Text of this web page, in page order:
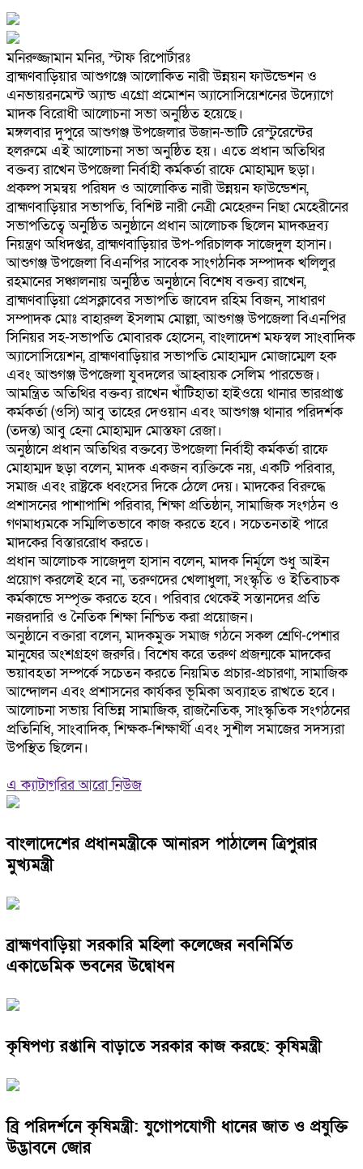
মনিরুজ্জামান মনির, স্টাফ রিপোর্টারঃ
ব্রাহ্মণবাড়িয়ার আশুগঞ্জে আলোকিত নারী উন্নয়ন ফাউন্ডেশন ও
এনভায়রনমেন্ট অ্যান্ড এগ্রো প্রমোশন অ্যাসোসিয়েশনের উদ্যোগে
মাদক বিরোধী আলোচনা সভা অনুষ্ঠিত হয়েছে।
মঙ্গলবার দুপুরে আশুগঞ্জ উপজেলার উজান-ভাটি রেস্টুরেন্টের
হলরুমে এই আলোচনা সভা অনুষ্ঠিত হয়। এতে প্রধান অতিথির
বক্তব্য রাখেন উপজেলা নির্বাহী কর্মকর্তা রাফে মোহাম্মদ ছড়া।
প্রকল্প সমন্বয় পরিষদ ও আলোকিত নারী উন্নয়ন ফাউন্ডেশন,
ব্রাহ্মণবাড়িয়ার সভাপতি, বিশিষ্ট নারী নেত্রী মেহেরুন নিছা মেহেরীনের
সভাপতিত্বে অনুষ্ঠিত অনুষ্ঠানে প্রধান আলোচক ছিলেন মাদকদ্রব্য
নিয়ন্ত্রণ অধিদপ্তর, ব্রাহ্মণবাড়িয়ার উপ-পরিচালক সাজেদুল হাসান।
আশুগঞ্জ উপজেলা বিএনপির সাবেক সাংগঠনিক সম্পাদক খলিলুর
রহমানের সঞ্চালনায় অনুষ্ঠিত অনুষ্ঠানে বিশেষ বক্তব্য রাখেন,
ব্রাহ্মণবাড়িয়া প্রেসক্লাবের সভাপতি জাবেদ রহিম বিজন, সাধারণ
সম্পাদক মোঃ বাহারুল ইসলাম মোল্লা, আশুগঞ্জ উপজেলা বিএনপির
সিনিয়র সহ-সভাপতি মোবারক হোসেন, বাংলাদেশ মফস্বল সাংবাদিক
অ্যাসোসিয়েশন, ব্রাহ্মণবাড়িয়ার সভাপতি মোহাম্মদ মোজাম্মেল হক
এবং আশুগঞ্জ উপজেলা যুবদলের আহ্বায়ক সেলিম পারভেজ।
আমন্ত্রিত অতিথির বক্তব্য রাখেন খাঁটিহাতা হাইওয়ে থানার ভারপ্রাপ্ত
কর্মকর্তা (ওসি) আবু তাহের দেওয়ান এবং আশুগঞ্জ থানার পরিদর্শক
(তদন্ত) আবু হেনা মোহাম্মদ মোস্তফা রেজা।
অনুষ্ঠানে প্রধান অতিথির বক্তব্যে উপজেলা নির্বাহী কর্মকর্তা রাফে
মোহাম্মদ ছড়া বলেন, মাদক একজন ব্যক্তিকে নয়, একটি পরিবার,
সমাজ এবং রাষ্ট্রকে ধ্বংসের দিকে ঠেলে দেয়। মাদকের বিরুদ্ধে
প্রশাসনের পাশাপাশি পরিবার, শিক্ষা প্রতিষ্ঠান, সামাজিক সংগঠন ও
গণমাধ্যমকে সম্মিলিতভাবে কাজ করতে হবে। সচেতনতাই পারে
মাদকের বিস্তাররোধ করতে।
প্রধান আলোচক সাজেদুল হাসান বলেন, মাদক নির্মূলে শুধু আইন
প্রয়োগ করলেই হবে না, তরুণদের খেলাধুলা, সংস্কৃতি ও ইতিবাচক
কর্মকান্ডে সম্পৃক্ত করতে হবে। পরিবার থেকেই সন্তানদের প্রতি
নজরদারি ও নৈতিক শিক্ষা নিশ্চিত করা প্রয়োজন।
অনুষ্ঠানে বক্তারা বলেন, মাদকমুক্ত সমাজ গঠনে সকল শ্রেণি-পেশার
মানুষের অংশগ্রহণ জরুরি। বিশেষ করে তরুণ প্রজন্মকে মাদকের
ভয়াবহতা সম্পর্কে সচেতন করতে নিয়মিত প্রচার-প্রচারণা, সামাজিক
আন্দোলন এবং প্রশাসনের কার্যকর ভূমিকা অব্যাহত রাখতে হবে।
আলোচনা সভায় বিভিন্ন সামাজিক, রাজনৈতিক, সাংস্কৃতিক সংগঠনের
প্রতিনিধি, সাংবাদিক, শিক্ষক-শিক্ষার্থী এবং সুশীল সমাজের সদস্যরা
উপস্থিত ছিলেন।
এ ক্যাটাগরির আরো নিউজ
বাংলাদেশের প্রধানমন্ত্রীকে আনারস পাঠালেন ত্রিপুরার
মুখ্যমন্ত্রী
ব্রাহ্মণবাড়িয়া সরকারি মহিলা কলেজের নবনির্মিত
একাডেমিক ভবনের উদ্বোধন
কৃষিপণ্য রপ্তানি বাড়াতে সরকার কাজ করছে: কৃষিমন্ত্রী
ব্রি পরিদর্শনে কৃষিমন্ত্রী: যুগোপযোগী ধানের জাত ও প্রযুক্তি
উদ্ভাবনে জোর